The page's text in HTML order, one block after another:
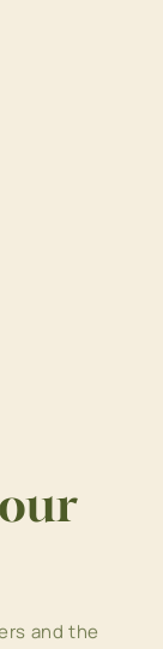
and the